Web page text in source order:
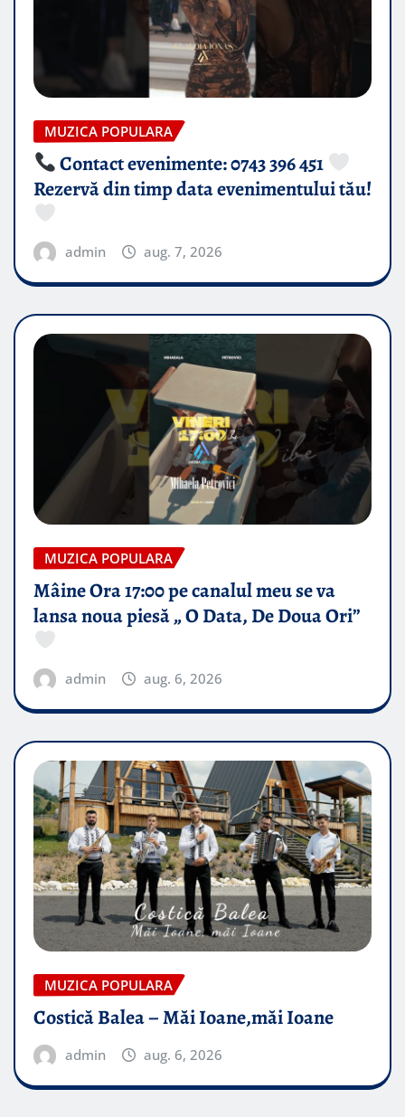
MUZICA POPULARA
Contact evenimente: 0743 396 451
Rezervă din timp data evenimentului tău!
admin aug. 7, 2026
MUZICA POPULARA
Mâine Ora 17:00 pe canalul meu se va
lansa noua piesă „ O Data, De Doua Ori”
admin aug. 6, 2026
MUZICA POPULARA
Costică Balea – Măi Ioane,măi Ioane
admin aug. 6, 2026